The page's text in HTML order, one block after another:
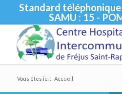
Standard
SAMU : 15 -
Vous êtes ici : Accueil